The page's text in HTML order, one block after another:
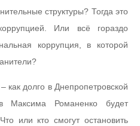
структуры? Тогда это
Или всё гораздо
коррупция, в которой
долго в Днепропетровской
Максима Романенко будет
или кто смогут остановить